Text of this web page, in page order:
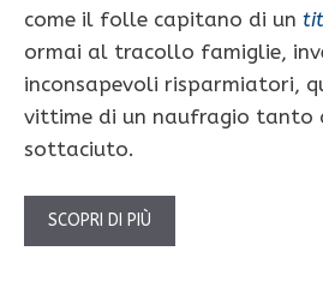
come il folle capitano di un
ormai al tracollo famiglie,
inconsapevoli risparmiatori,
vittime di un naufragio tanto
sottaciuto.
SCOPRI DI PIÙ